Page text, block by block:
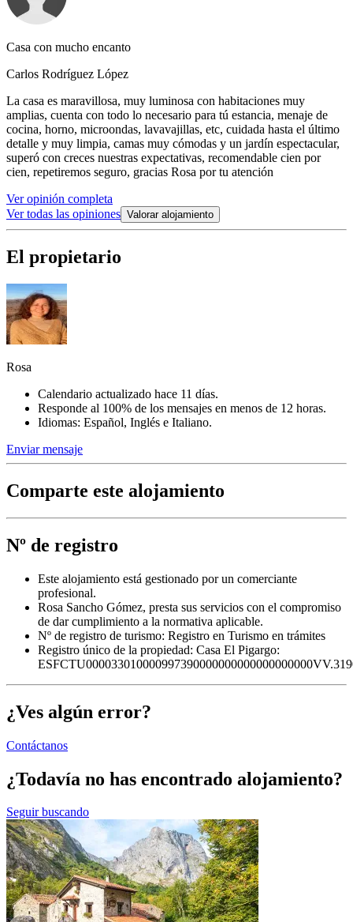
Casa con mucho encanto
Carlos Rodríguez López
La casa es maravillosa, muy luminosa con habitaciones muy
amplias, cuenta con todo lo necesario para tú estancia, menaje de
cocina, horno, microondas, lavavajillas, etc, cuidada hasta el último
detalle y muy limpia, camas muy cómodas y un jardín espectacular,
superó con creces nuestras expectativas, recomendable cien por
cien, repetiremos seguro, gracias Rosa por tu atención
Ver opinión completa
Ver todas las opiniones Valorar alojamiento
El propietario
Rosa
Calendario actualizado hace 11 días.
Responde al 100% de los mensajes en menos de 12 horas.
Idiomas: Español, Inglés e Italiano.
Enviar mensaje
Comparte este alojamiento
Nº de registro
Este alojamiento está gestionado por un comerciante
profesional.
Rosa Sancho Gómez, presta sus servicios con el compromiso
de dar cumplimiento a la normativa aplicable.
Nº de registro de turismo: Registro en Turismo en trámites
Registro único de la propiedad: Casa El Pigargo:
¿Ves algún error?
Contáctanos
¿Todavía no has encontrado alojamiento?
Seguir buscando